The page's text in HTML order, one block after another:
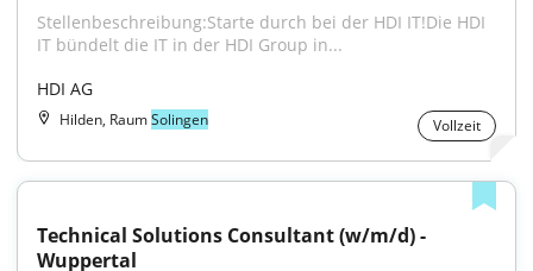
Stellenbeschreibung:Starte durch bei der HDI IT!Die HDI
IT bündelt die IT in der HDI Group in...
HDI AG
Hilden, RaumSolingen Vollzeit
Technical Solutions Consultant (w/m/d) -
Wuppertal